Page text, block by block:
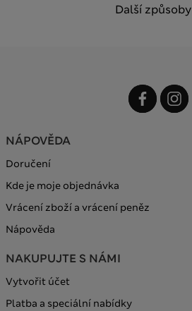
Další způsoby
NÁPOVĚDA
Doručení
Kde je moje objednávka
Vrácení zboží a vrácení peněz
Nápověda
NAKUPUJTE S NÁMI
Vytvořit účet
Platba a speciální nabídky